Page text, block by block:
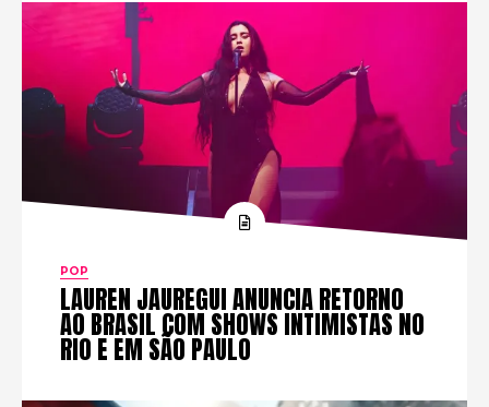
POP
LAUREN JAUREGUI ANUNCIA RETORNO
AO BRASIL COM SHOWS INTIMISTAS NO
RIO E EM SÃO PAULO